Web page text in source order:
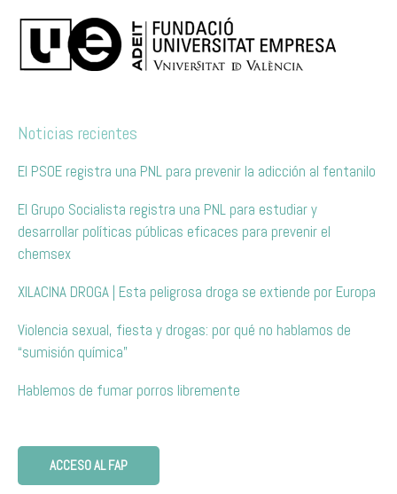
Noticias recientes
El PSOE registra una PNL para prevenir la adicción al fentanilo
El Grupo Socialista registra una PNL para estudiar y
desarrollar políticas públicas eficaces para prevenir el
chemsex
XILACINA DROGA | Esta peligrosa droga se extiende por Europa
Violencia sexual, fiesta y drogas: por qué no hablamos de
“sumisión química”
Hablemos de fumar porros libremente
ACCESO AL FAP